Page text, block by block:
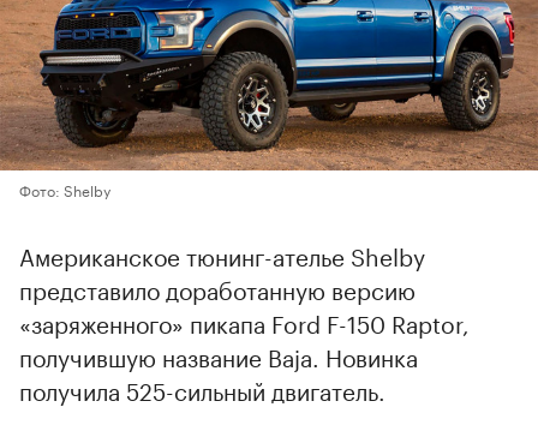
Фото: Shelby
Американское тюнинг-ателье Shelby
представило доработанную версию
«заряженного» пикапа Ford F-150 Raptor,
получившую название Baja. Новинка
получила 525-сильный двигатель.